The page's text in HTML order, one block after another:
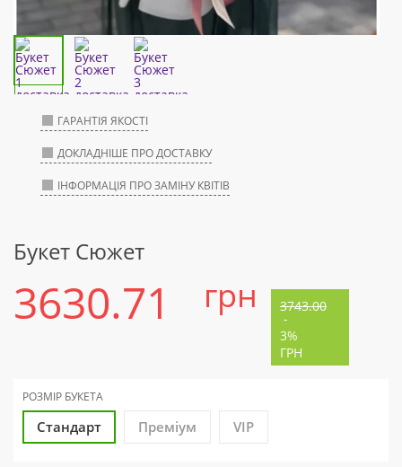
ГАРАНТІЯ ЯКОСТІ
ДОКЛАДНІШЕ ПРО ДОСТАВКУ
ІНФОРМАЦІЯ ПРО ЗАМІНУ КВІТІВ
Букет Сюжет
3630.71 грн 3743.00
-
3%
ГРН
РОЗМІР БУКЕТА
Стандарт Преміум VIP